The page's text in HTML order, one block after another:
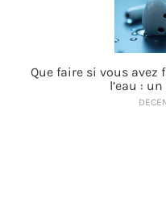
Que faire si vous avez
l’eau :